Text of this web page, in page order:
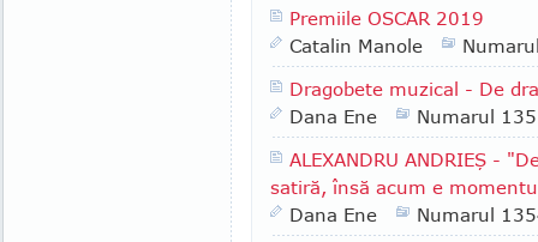
Premiile OSCAR 2019
Catalin Manole
Dragobete muzical - De
Dana Ene
Numarul
ALEXANDRU ANDRIEŞ -
satiră, însă acum e
Dana Ene
Numarul